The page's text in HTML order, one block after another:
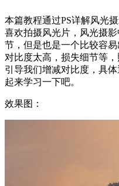
本篇教程通过PS详解风光
喜欢拍摄风光片，风光摄
节，但是也是一个比较容
对比度太高，损失细节等
引导我们增减对比度，具
起来学习一下吧。
效果图：